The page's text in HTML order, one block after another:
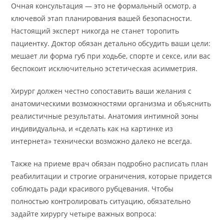
Очная консультация — это не формальный осмотр, а
ключевой этап планирования вашей безопасности.
Настоящий эксперт никогда не станет торопить
пациентку. Доктор обязан детально обсудить ваши цели:
мешает ли форма губ при ходьбе, спорте и сексе, или вас
беспокоит исключительно эстетическая асимметрия.
Хирург должен честно сопоставить ваши желания с
анатомическими возможностями организма и объяснить
реалистичные результаты. Анатомия интимной зоны
индивидуальна, и «сделать как на картинке из
интернета» технически возможно далеко не всегда.
Также на приеме врач обязан подробно расписать план
реабилитации и строгие ограничения, которые придется
соблюдать ради красивого рубцевания. Чтобы
полностью контролировать ситуацию, обязательно
задайте хирургу четыре важных вопроса: